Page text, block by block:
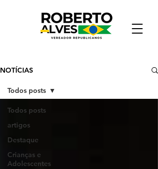
NOTÍCIAS
Todos posts
artigos
Destaque
Crianças e
Adolescentes
Todos posts